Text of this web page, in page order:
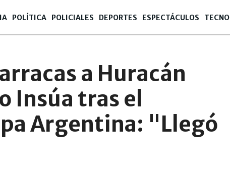
POLÍTICA POLICIALES DEPORTES ESPECTÁCULOS TECNO
a Huracán
Insúa tras el
Argentina: "Llegó